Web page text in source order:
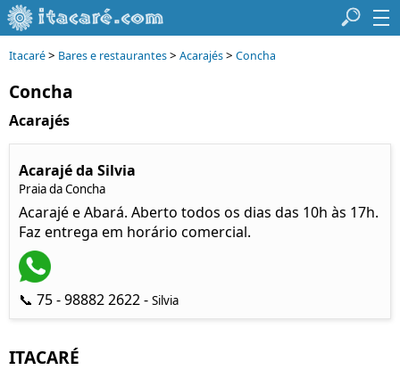
Itacaré> Bares e restaurantes> Acarajés> Concha
Concha
Acarajés
Acarajé da Silvia
Praia da Concha
Acarajé e Abará. Aberto todos os dias das 10h às 17h.
Faz entrega em horário comercial.
📞 75 - 98882 2622 - Silvia
ITACARÉ